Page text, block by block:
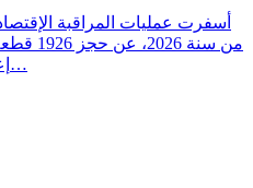
أسفرت عمليات المراقبة
من سنة
إعادة تصدير أو إتلاف 30 ألف و648…